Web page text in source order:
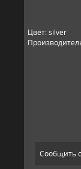
Цвет: silver
Сообщить